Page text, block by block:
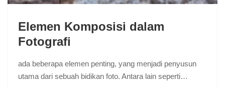
Elemen Komposisi dalam
Fotografi
ada beberapa elemen penting, yang menjadi penyusun
utama dari sebuah bidikan foto. Antara lain seperti…